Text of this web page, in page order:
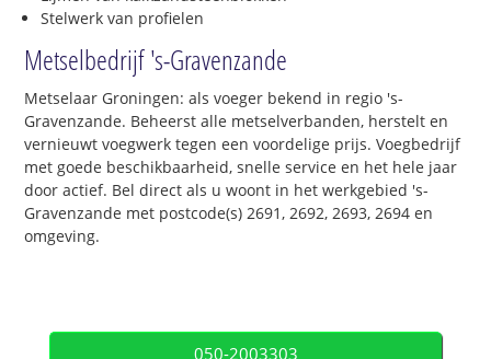
Stelwerk van profielen
Metselbedrijf 's-Gravenzande
Metselaar Groningen: als voeger bekend in regio 's-
Gravenzande. Beheerst alle metselverbanden, herstelt en
vernieuwt voegwerk tegen een voordelige prijs. Voegbedrijf
met goede beschikbaarheid, snelle service en het hele jaar
door actief. Bel direct als u woont in het werkgebied 's-
Gravenzande met postcode(s) 2691, 2692, 2693, 2694 en
omgeving.
050-2003303